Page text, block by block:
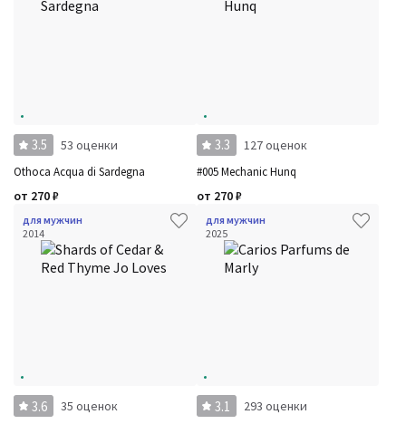
3.5 53 оценки
Othoca Acqua di Sardegna
от 270₽
3.3 127 оценок
#005 Mechanic Hunq
от 270₽
для мужчин
2014
3.6 35 оценок
для мужчин
2025
3.1 293 оценки